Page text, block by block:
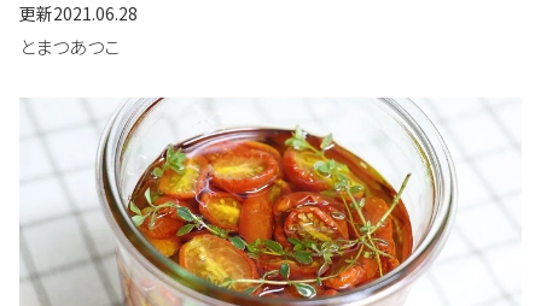
更新2021.06.28
とまつあつこ